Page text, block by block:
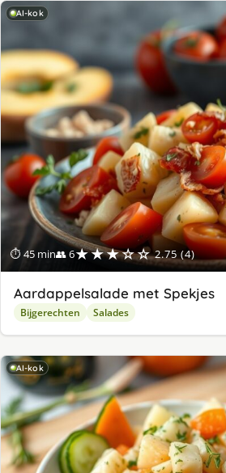
AI-kok
⏱ 45 min👥 6★★★☆☆ 2.75 (4)
Aardappelsalade met Spekjes
Bijgerechten Salades
AI-kok